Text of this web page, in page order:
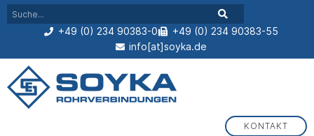
+49 (0) 234 90383-0
+49 (0) 234 90383-55
info[at]soyka.de
KONTAKT